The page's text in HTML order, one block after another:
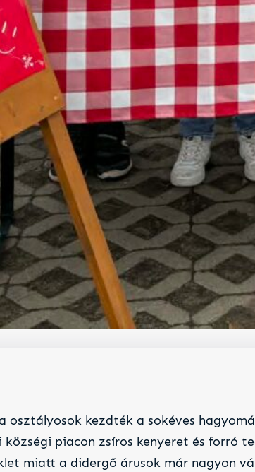
kezdték a sokéves
piacon zsíros kenyeret és forró
miatt a didergő árusok már nagyon